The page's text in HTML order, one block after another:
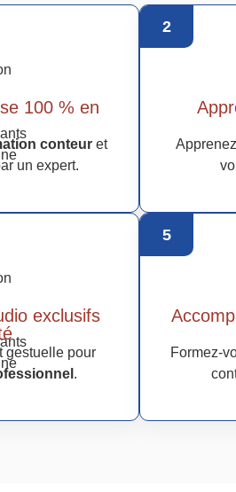
100 % en
conteuret
un expert.
2
exclusifs
gestuelle pour
.
5
Formez-